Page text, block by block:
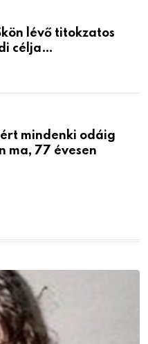
lévő titokzatos
célja…
mindenki odáig
ma, 77 évesen